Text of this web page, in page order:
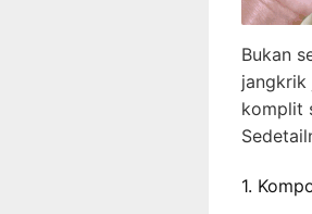
Bukan
jangkrik
komplit
1.